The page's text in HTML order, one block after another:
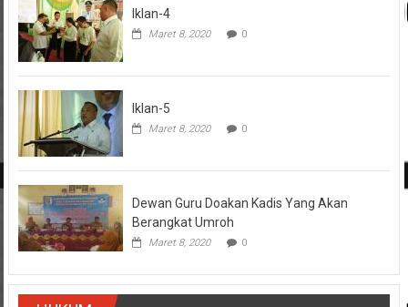
Iklan-4
Maret 8, 2020 0
Iklan-5
Maret 8, 2020 0
Dewan Guru Doakan Kadis Yang Akan
Berangkat Umroh
Maret 8, 2020 0